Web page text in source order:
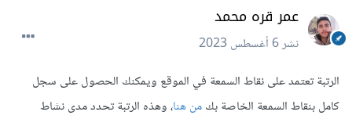
عمر قره محمد
نشر6 أغسطس 2023
الرتبة تعتمد على نقاط السمعة في الموقع ويمكنك الحصول على سجل
كامل بنقاط السمعة الخاصة بكمن هنا، وهذه الرتبة تحدد مدى نشاط